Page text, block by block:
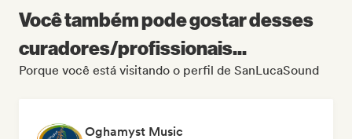
Você também pode gostar desses
curadores/profissionais...
Porque você está visitando o perfil de SanLucaSound
Oghamyst Music